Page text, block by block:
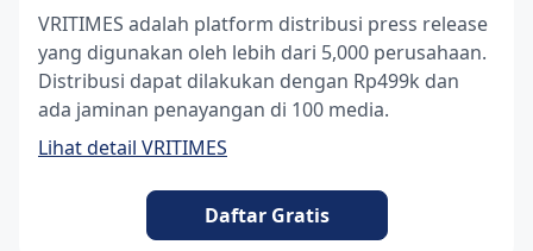
VRITIMES adalah platform distribusi press release
yang digunakan oleh lebih dari 5,000 perusahaan.
Distribusi dapat dilakukan dengan Rp499k dan
ada jaminan penayangan di 100 media.
Lihat detail VRITIMES
Daftar Gratis